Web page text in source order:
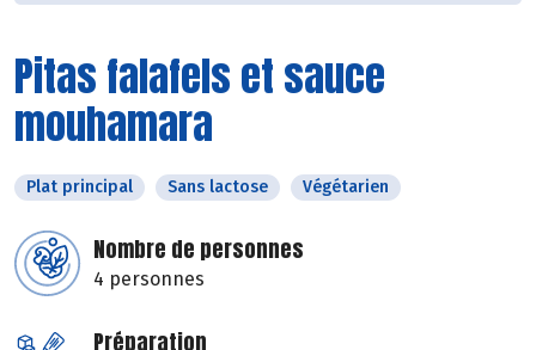
Pitas falafels et sauce
mouhamara
Plat principal Sans lactose Végétarien
Nombre de personnes
4 personnes
Préparation